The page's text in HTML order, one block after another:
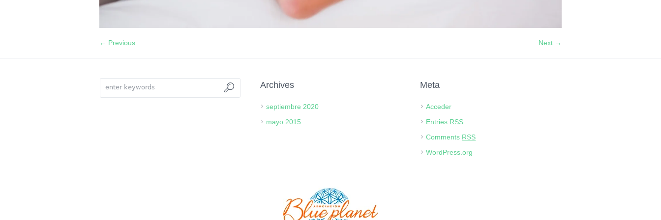
← Previous Next →
Archives
septiembre 2020
mayo 2015
Meta
Acceder
Entries RSS
Comments RSS
WordPress.org